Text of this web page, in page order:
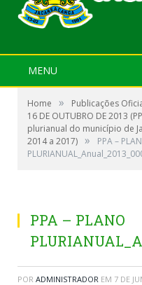
MENU
Home » Publicações
16 DE OUTUBRO DE 2013
plurianual do município de
2014 a 2017) »
PPA –
PPA – PLANO
POR ADMINISTRADOR EM 7 DE